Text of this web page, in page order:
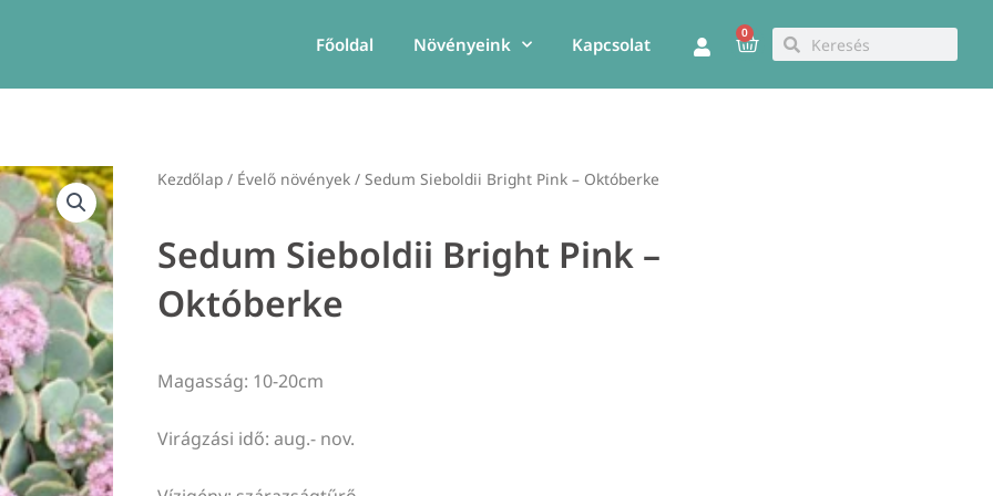
Főoldal Növényeink Kapcsolat
0
KosárKeresésKeresés
Kezdőlap / Évelő növények / Sedum Sieboldii Bright Pink – Októberke
Sedum Sieboldii Bright Pink –
Októberke
Magasság: 10-20cm
Virágzási idő: aug.- nov.